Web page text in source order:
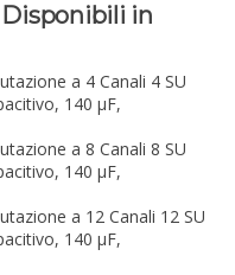
in
a 4 Canali 4 SU
140 µF,
a 8 Canali 8 SU
140 µF,
a 12 Canali 12 SU
140 µF,